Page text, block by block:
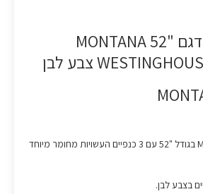
מאוורר תקרה דגם "52 MONTANA
מאוורר מסדרת Montana בגודל "52 עם 3 כנפיים העשויות מחומר מיוחד
בצבע לבן.